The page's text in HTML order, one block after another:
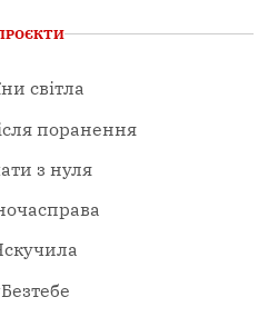
світла
поранення
з нуля